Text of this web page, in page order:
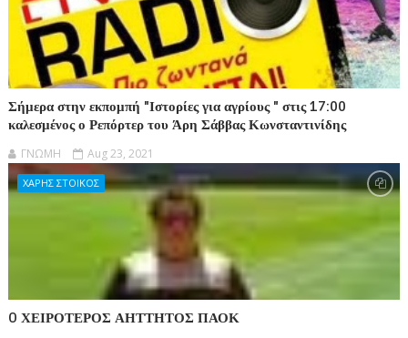
Σήμερα στην εκπομπή "Ιστορίες για αγρίους " στις 17:00
καλεσμένος ο Ρεπόρτερ του Άρη Σάββας Κωνσταντινίδης
ΓΝΩΜΗ Aug 23, 2021
ΧΑΡΗΣ ΣΤΟΙΚΟΣ
O ΧΕΙΡΟΤΕΡΟΣ ΑΗΤΤΗΤΟΣ ΠΑΟΚ